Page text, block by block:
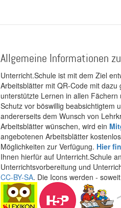
Allgemeine Informationen
Unterricht.Schule ist mit dem Ziel
Arbeitsblätter mit QR-Code mit
unterstützte Lernen in allen
Schutz vor böswillig beabsichtigtem
andererseits dem Wunsch von
Arbeitsblätter wünschen, wird ein
angebotenen Arbeitsblätter
Möglichkeiten zur Verfügung. Hier
Ihnen hierfür auf Unterricht.Schule
Unterrichtsvorbereitung und
CC-BY-SA. Die Icons werden -